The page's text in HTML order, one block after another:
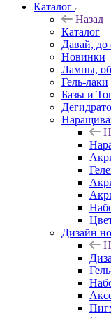
Каталог
Назад
Каталог
Давай, до
Новинки
Лампы,
Гель-лаки
Базы и
Дизайн